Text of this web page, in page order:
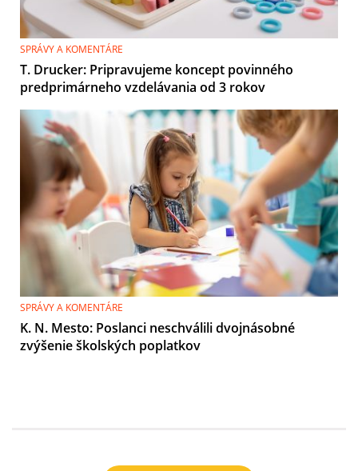
SPRÁVY A KOMENTÁRE
T. Drucker: Pripravujeme koncept povinného
predprimárneho vzdelávania od 3 rokov
SPRÁVY A KOMENTÁRE
K. N. Mesto: Poslanci neschválili dvojnásobné
zvýšenie školských poplatkov